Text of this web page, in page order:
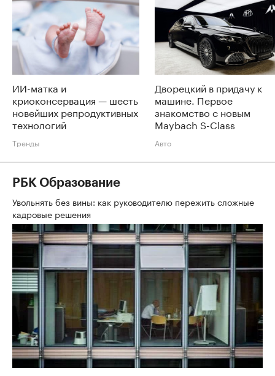
ИИ-матка и
криоконсервация — шесть
новейших репродуктивных
технологий
Тренды
Дворецкий в придачу к
машине. Первое
знакомство с новым
Maybach S-Class
Авто
РБК Образование
Увольнять без вины: как руководителю пережить сложные
кадровые решения